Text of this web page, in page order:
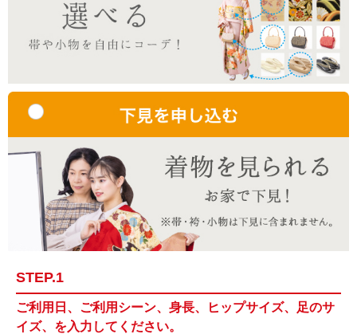
STEP.1
ご利用日、ご利用シーン、身長、ヒップサイズ、足のサ
イズ、を入力してください。